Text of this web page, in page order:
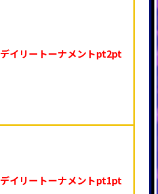
デイリートーナメントpt2pt
デイリートーナメントpt1pt